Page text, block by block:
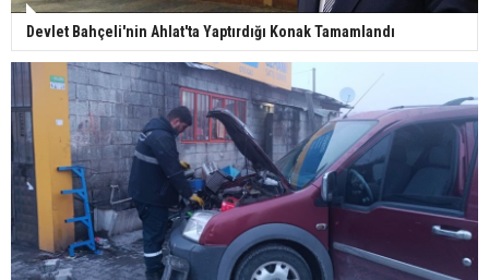
Devlet Bahçeli'nin Ahlat'ta Yaptırdığı Konak Tamamlandı